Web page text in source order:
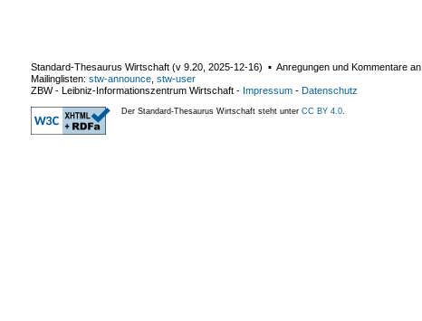
Standard-Thesaurus Wirtschaft (v 9.20 2025-12-16) ▪ Anregungen und Kommentare
Mailinglisten: stw-announce stw-user
ZBW - Leibniz-Informationszentrum Wirtschaft - Impressum - Datenschutz
Der Standard-Thesaurus Wirtschaft steht unter CC BY 4.0